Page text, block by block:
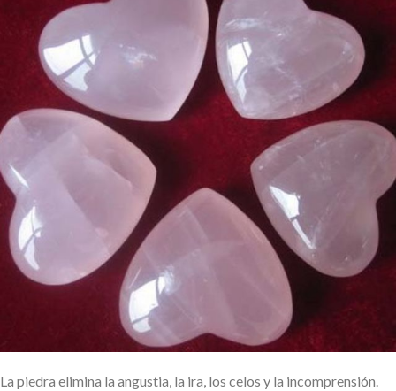
La piedra elimina la angustia, la ira, los celos y la incomprensión.